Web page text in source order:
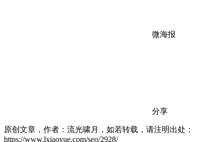
微海报
分享
原创文章，作者：流光啸月，如若转载，请注明出处：
https://www.lxiaoyue.com/seo/2928/